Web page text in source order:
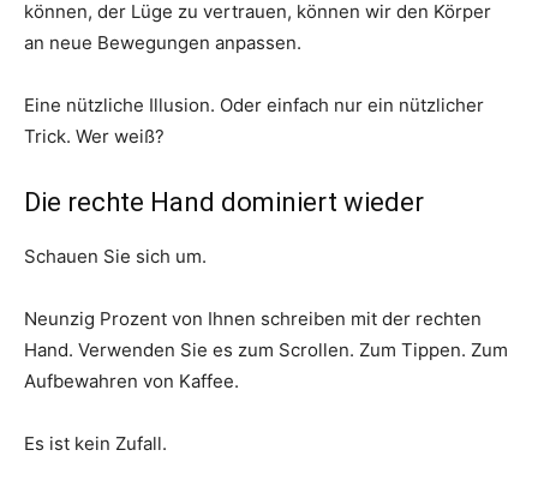
können, der Lüge zu vertrauen, können wir den Körper
an neue Bewegungen anpassen.
Eine nützliche Illusion. Oder einfach nur ein nützlicher
Trick. Wer weiß?
Die rechte Hand dominiert wieder
Schauen Sie sich um.
Neunzig Prozent von Ihnen schreiben mit der rechten
Hand. Verwenden Sie es zum Scrollen. Zum Tippen. Zum
Aufbewahren von Kaffee.
Es ist kein Zufall.